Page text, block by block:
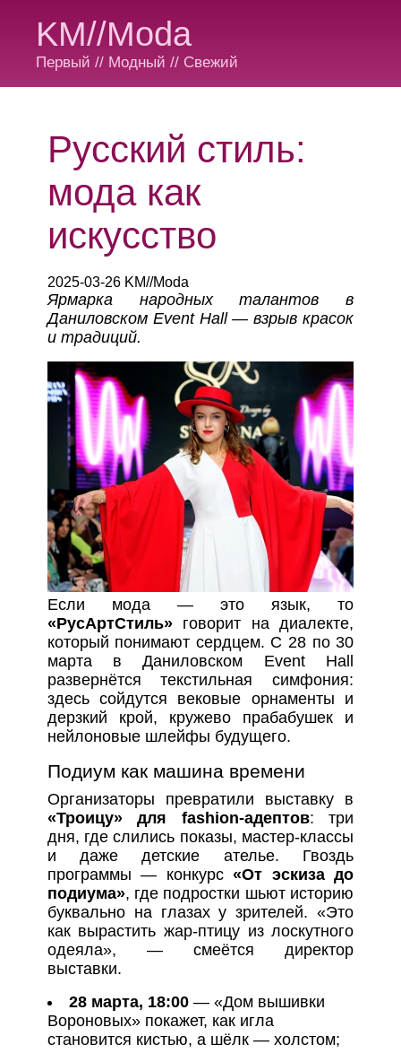
KM//Moda
Первый // Модный // Свежий
Русский стиль:
мода как
искусство
2025-03-26 KM//Moda
Ярмарка народных талантов в
Даниловском Event Hall — взрыв красок
и традиций.
Если мода — это язык, то
«РусАртСтиль»говорит на диалекте,
который понимают сердцем. С 28 по 30
марта в Даниловском Event Hall
развернётся текстильная симфония:
здесь сойдутся вековые орнаменты и
дерзкий крой, кружево прабабушек и
нейлоновые шлейфы будущего.
Подиум как машина времени
Организаторы превратили выставку в
«Троицу» для fashion-адептов: три
дня, где слились показы, мастер-классы
и даже детские ателье. Гвоздь
программы — конкурс«От эскиза до
подиума», где подростки шьют историю
буквально на глазах у зрителей. «Это
как вырастить жар-птицу из лоскутного
одеяла», — смеётся директор
выставки.
28 марта, 18:00— «Дом вышивки
Вороновых» покажет, как игла
становится кистью, а шёлк — холстом;